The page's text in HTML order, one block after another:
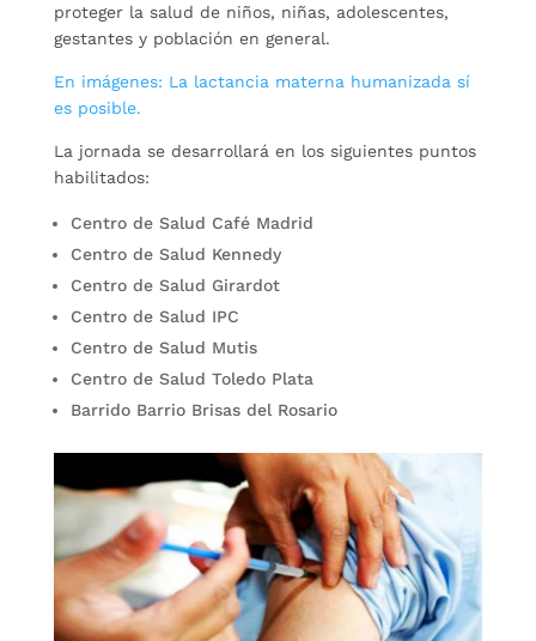
proteger la salud de niños, niñas, adolescentes,
gestantes y población en general.
En imágenes: La lactancia materna humanizada sí
es posible.
La jornada se desarrollará en los siguientes puntos
habilitados:
Centro de Salud Café Madrid
Centro de Salud Kennedy
Centro de Salud Girardot
Centro de Salud IPC
Centro de Salud Mutis
Centro de Salud Toledo Plata
Barrido Barrio Brisas del Rosario